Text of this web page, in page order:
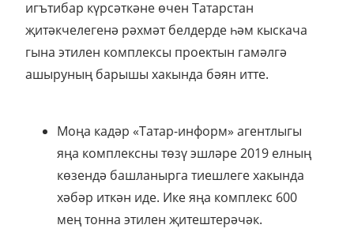
игътибар күрсәткәне өчен Татарстан
җитәкчелегенә рәхмәт белдерде һәм кыскача
гына этилен комплексы проектын гамәлгә
ашыруның барышы хакында бәян итте.
Моңа кадәр «Татар-информ» агентлыгы
яңа комплексны төзү эшләре 2019 елның
көзендә башланырга тиешлеге хакында
хәбәр иткән иде. Ике яңа комплекс 600
мең тонна этилен җитештерәчәк.